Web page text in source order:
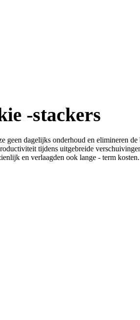
-stackers
dagelijks onderhoud en elimineren de
tijdens uitgebreide
en verlaagden ook lange - term kosten.